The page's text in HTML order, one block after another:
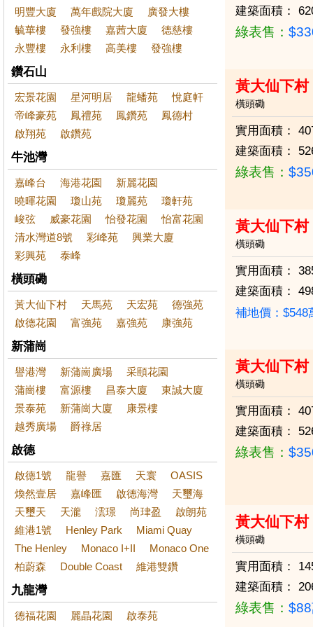
明豐大廈
萬年戲院大廈
廣發大樓
毓華樓
發強樓 嘉茜大廈
德慈樓
永豐樓
永利樓 高美樓 發強樓
鑽石山
宏景花園 星河明居 龍蟠苑
悅庭軒
帝峰豪苑
鳳禮苑 鳳鑽苑
鳳德村
啟翔苑
啟鑽苑
牛池灣
嘉峰台 海港花園
新麗花園
曉暉花園
瓊山苑 瓊麗苑
瓊軒苑
峻弦
威豪花園 怡發花園
怡富花園
清水灣道8號
彩峰苑
興業大廈
彩興苑
泰峰
橫頭磡
黃大仙下村 天馬苑 天宏苑
德強苑
啟德花園
富強苑 嘉強苑 康強苑
新蒲崗
譽港灣 新蒲崗廣場
采頤花園
蒲崗樓
富源樓 昌泰大廈
東誠大廈
景泰苑
新蒲崗大廈
康景樓
越秀廣場
爵祿居
啟德
啟德1號 龍譽 嘉匯 天寰
OASIS
煥然壹居
嘉峰匯 啟德海灣
天璽海
天璽天
天瀧 澐璟 尚珒盈
啟朗苑
維港1號
Henley Park
Miami Quay
The Henley
Monaco I+II
Monaco One
柏蔚森
Double Coast 維港雙鑽
九龍灣
德福花園 麗晶花園
啟泰苑
建築面積：
綠表售：
黃大仙下村
橫頭磡
實用面積：
建築面積：
綠表售：
黃大仙下村
橫頭磡
實用面積：
建築面積：
補地價：
黃大仙下
橫頭磡
實用面積：
建築面積：
綠表售：
黃大仙下村
橫頭磡
實用面積：
建築面積：
綠表售：